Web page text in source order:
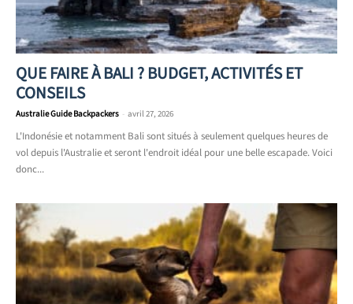
QUE FAIRE À BALI ? BUDGET, ACTIVITÉS ET
CONSEILS
Australie Guide Backpackers - avril 27, 2026
L'Indonésie et notamment Bali sont situés à seulement quelques heures de
vol depuis l'Australie et seront l'endroit idéal pour une belle escapade. Voici
donc...